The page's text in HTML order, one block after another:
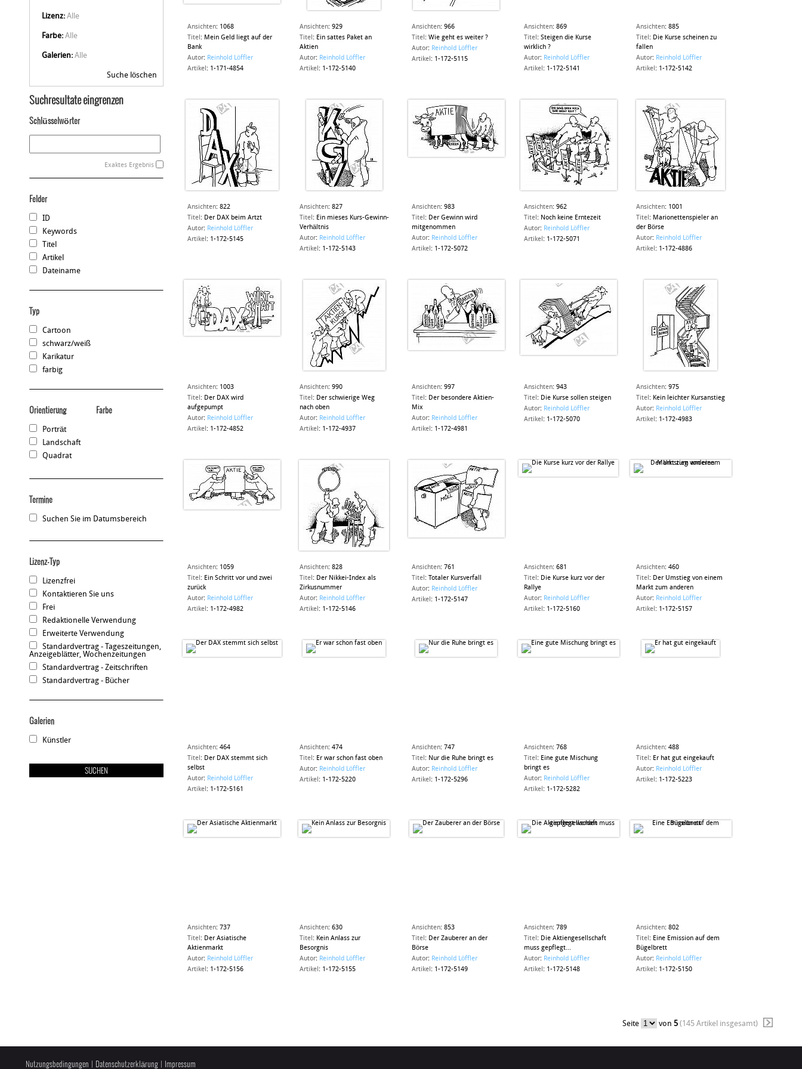
Lizenz: Alle
Farbe: Alle
Galerien: Alle
Suche löschen
Suchresultate eingrenzen
Schlüsselwörter
Exaktes Ergebnis
Felder
ID
Keywords
Titel
Artikel
Dateiname
Typ
Cartoon
schwarz/weiß
Karikatur
farbig
Orientierung
Porträt
Landschaft
Quadrat
Farbe
Termine
Suchen Sie im Datumsbereich
Lizenz-Typ
Lizenzfrei
Kontaktieren Sie uns
Frei
Redaktionelle Verwendung
Erweiterte Verwendung
Standardvertrag - Tageszeitungen,
Anzeigeblätter, Wochenzeitungen
Standardvertrag - Zeitschriften
Standardvertrag - Bücher
Galerien
Künstler
Ansichten: 1068
Titel : Mein Geld liegt auf der
Bank
Autor: Reinhold Löffler
Artikel : 1-171-4854
Ansichten: 929
Titel : Ein sattes Paket an
Aktien
Autor: Reinhold Löffler
Artikel : 1-172-5140
Ansichten: 966
Titel : Wie geht es weiter ?
Autor: Reinhold Löffler
Artikel : 1-172-5115
Ansichten: 869
Titel : Steigen die Kurse
wirklich ?
Autor: Reinhold Löffler
Artikel : 1-172-5141
Ansichten: 885
Titel : Die Kurse scheinen zu
fallen
Autor: Reinhold Löffler
Artikel : 1-172-5142
Ansichten: 822
Titel : Der DAX beim Artzt
Autor: Reinhold Löffler
Artikel : 1-172-5145
Ansichten: 827
Titel : Ein mieses Kurs-Gewinn-
Verhältnis
Autor: Reinhold Löffler
Artikel : 1-172-5143
Ansichten: 983
Titel : Der Gewinn wird
mitgenommen
Autor: Reinhold Löffler
Artikel : 1-172-5072
Ansichten: 962
Titel : Noch keine Erntezeit
Autor: Reinhold Löffler
Artikel : 1-172-5071
Ansichten: 1001
Titel : Marionettenspieler an
der Börse
Autor: Reinhold Löffler
Artikel : 1-172-4886
Ansichten: 1003
Titel : Der DAX wird
aufgepumpt
Autor: Reinhold Löffler
Artikel : 1-172-4852
Ansichten: 990
Titel : Der schwierige Weg
nach oben
Autor: Reinhold Löffler
Artikel : 1-172-4937
Ansichten: 997
Titel : Der besondere Aktien-
Mix
Autor: Reinhold Löffler
Artikel : 1-172-4981
Ansichten: 943
Titel : Die Kurse sollen steigen
Autor: Reinhold Löffler
Artikel : 1-172-5070
Ansichten: 975
Titel : Kein leichter Kursanstieg
Autor: Reinhold Löffler
Artikel : 1-172-4983
Ansichten: 1059
Titel : Ein Schritt vor und zwei
zurück
Autor: Reinhold Löffler
Artikel : 1-172-4982
Ansichten: 828
Titel : Der Nikkei-Index als
Zirkusnummer
Autor: Reinhold Löffler
Artikel : 1-172-5146
Ansichten: 761
Titel :
Totaler Kursverfall
Autor: Reinhold Löffler
Artikel : 1-172-5147
Ansichten: 681
Titel : Die Kurse kurz vor der
Rallye
Autor: Reinhold Löffler
Artikel : 1-172-5160
Ansichten: 460
Titel : Der Umstieg von einem
Markt zum anderen
Autor: Reinhold Löffler
Artikel : 1-172-5157
Ansichten: 464
Titel : Der DAX stemmt sich
selbst
Autor: Reinhold Löffler
Artikel : 1-172-5161
Ansichten: 474
Titel : Er war schon fast oben
Autor: Reinhold Löffler
Artikel : 1-172-5220
Ansichten: 747
Titel : Nur die Ruhe bringt es
Autor: Reinhold Löffler
Artikel : 1-172-5296
Ansichten: 768
Titel : Eine gute Mischung
bringt es
Autor: Reinhold Löffler
Artikel : 1-172-5282
Ansichten: 488
Titel : Er hat gut eingekauft
Autor: Reinhold Löffler
Artikel : 1-172-5223
Ansichten: 737
Titel : Der Asiatische
Aktienmarkt
Autor: Reinhold Löffler
Artikel : 1-172-5156
Ansichten: 630
Titel : Kein Anlass zur
Besorgnis
Autor: Reinhold Löffler
Artikel : 1-172-5155
Ansichten: 853
Titel : Der Zauberer an der
Börse
Autor: Reinhold Löffler
Artikel : 1-172-5149
Ansichten: 789
Titel : Die Aktiengesellschaft
muss gepflegt...
Autor: Reinhold Löffler
Artikel : 1-172-5148
Ansichten: 802
Titel : Eine Emission auf dem
Bügelbrett
Autor: Reinhold Löffler
Artikel : 1-172-5150
Seite von5 (145 Artikel insgesamt)
Nutzungsbedingungen Datenschutzerklärung Impressum